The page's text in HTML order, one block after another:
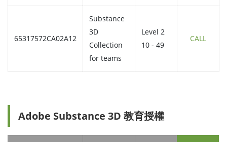
65317572CA02A12
Substance
3D
Collection
for teams
Level 2
10 - 49
CALL
Adobe Substance 3D 教育授權